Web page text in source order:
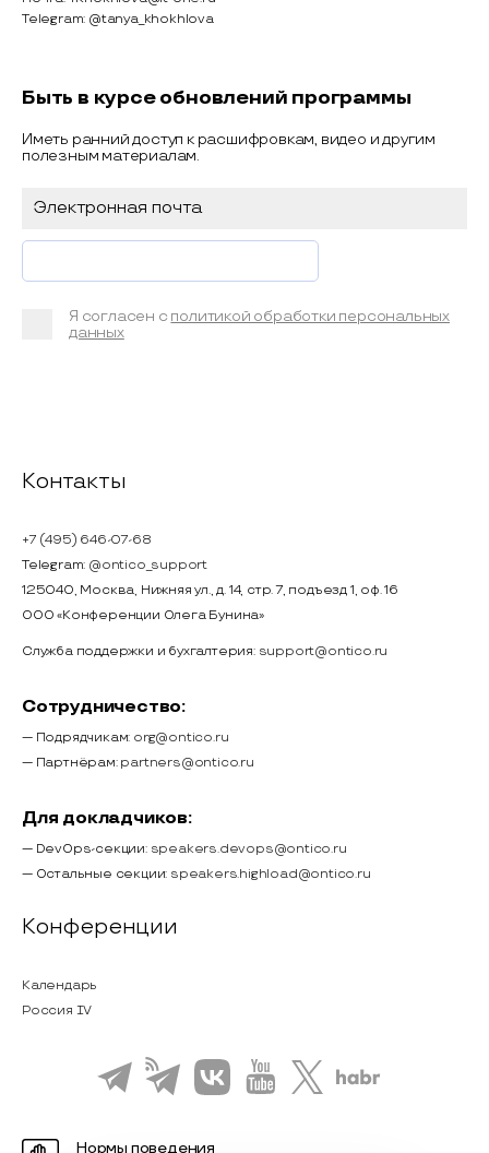
Telegram: @tanya_khokhlova
Быть в курсе обновлений программы
Иметь ранний доступ к расшифровкам, видео и другим
полезным материалам.
Я согласен с политикой обработки персональных
данных
Контакты
+7 (495) 646-07-68
Telegram: @ontico_support
125040, Москва, Нижняя ул., д. 14, стр. 7, подъезд 1, оф. 16
ООО «Конференции Олега Бунина»
Служба поддержки и бухгалтерия: support@ontico.ru
Сотрудничество:
— Подрядчикам: org@ontico.ru
— Партнёрам: partners@ontico.ru
Для докладчиков:
— DevOps-секции: speakers.devops@ontico.ru
— Остальные секции: speakers.highload@ontico.ru
Конференции
Календарь
Россия IV
Нормы поведения